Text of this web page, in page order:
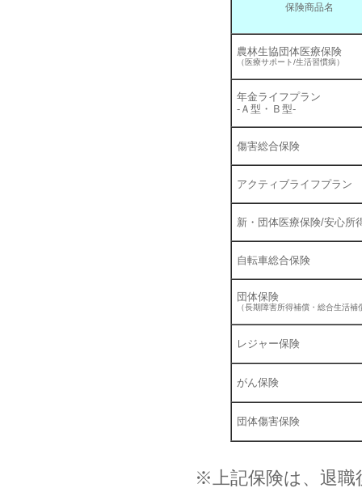
保険商品名
農林生協団体医療保険
（医療サポート/生活習慣病）
年金ライフプラン
-Ａ型・Ｂ型-
傷害総合保険
アクティブライフプラン
新・団体医療保険/安心所
自転車総合保険
団体保険
（長期障害所得補償・総合生活補
レジャー保険
がん保険
団体傷害保険
※上記保険は、退職